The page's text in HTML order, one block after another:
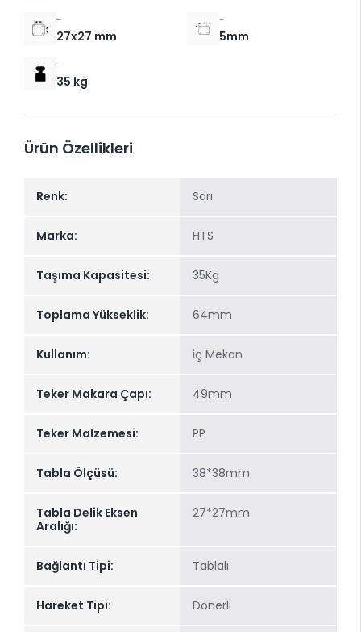
-
27x27 mm
-
5mm
-
35 kg
Ürün Özellikleri
Renk: Sarı
Marka: HTS
Taşıma Kapasitesi: 35Kg
Toplama Yükseklik: 64mm
Kullanım: iç Mekan
Teker Makara Çapı: 49mm
Teker Malzemesi: PP
Tabla Ölçüsü: 38*38mm
Tabla Delik Eksen
Aralığı:
27*27mm
Bağlantı Tipi: Tablalı
Hareket Tipi: Dönerli